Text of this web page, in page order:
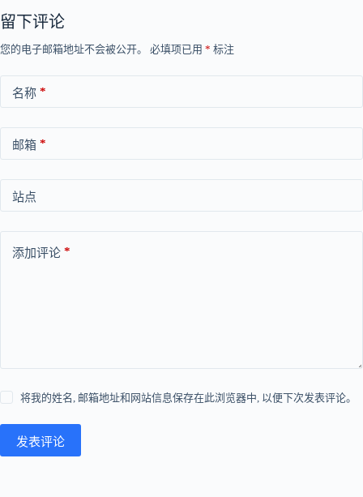
留下评论
您的电子邮箱地址不会被公开。 必填项已用 * 标注
名称 *
邮箱 *
站点
添加评论 *
将我的姓名, 邮箱地址和网站信息保存在此浏览器中, 以便下次发表评论。
发表评论